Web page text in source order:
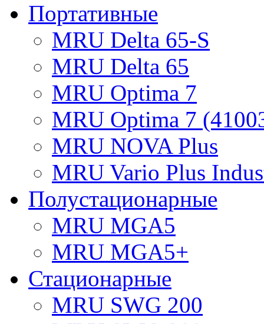
Портативные
MRU Delta 65-S
MRU Delta 65
MRU Optima 7
MRU Optima 7
MRU NOVA Plus
MRU Vario Plus
Полустационарные
MRU MGA5
MRU MGA5+
Стационарные
MRU SWG 200